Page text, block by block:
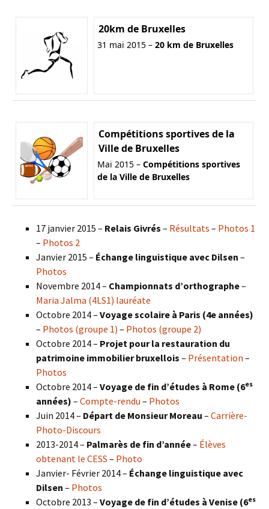
20km de Bruxelles
31 mai 2015 – 20 km de Bruxelles
Compétitions sportives de la
Ville de Bruxelles
Mai 2015 – Compétitions sportives
de la Ville de Bruxelles
17 janvier 2015 – Relais Givrés – Résultats – Photos 1
– Photos 2
Janvier 2015 – Échange linguistique avec Dilsen –
Photos
Novembre 2014 – Championnats d’orthographe–
Maria Jalma (4LS1) lauréate
Octobre 2014 – Voyage scolaire à Paris (4e années)
– Photos (groupe 1) – Photos (groupe 2)
Octobre 2014 – Projet pour la restauration du
patrimoine immobilier bruxellois – Présentation –
Photos
Octobre 2014 – Voyage de fin d’études à Rome (6es
années) – Compte-rendu – Photos
Juin 2014 – Départ de Monsieur Moreau – Carrière-
Photo-Discours
2013-2014 – Palmarès de fin d’année– Élèves
obtenant le CESS – Photo
Janvier- Février 2014 – Échange linguistique avec
Dilsen – Photos
Octobre 2013 – Voyage de fin d’études à Venise (6es